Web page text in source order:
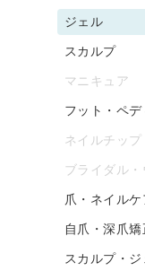
ジェル
スカルプ
マニキュア
フット・ペデ
ネイルチップ
ブライダル
爪・ネイルケ
自爪・深爪矯
スカルプ・